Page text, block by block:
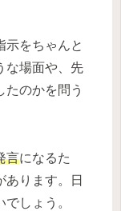
示をちゃんと
な場面や、先
たのかを問う
言になるた
あります。日
しょう。